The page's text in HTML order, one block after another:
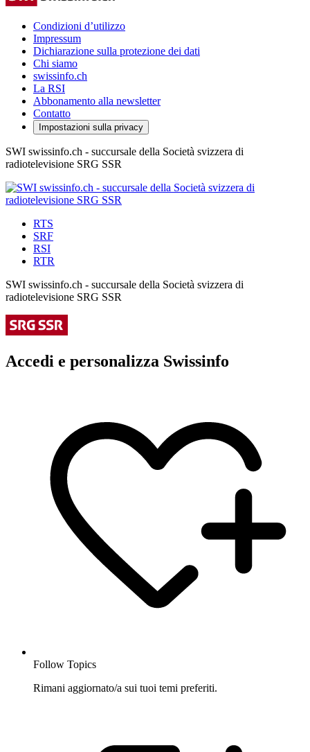
Condizioni d’utilizzo
Impressum
Dichiarazione sulla protezione dei dati
Chi siamo
swissinfo.ch
La RSI
Abbonamento alla newsletter
Contatto
Impostazioni sulla privacy
SWI swissinfo.ch - succursale della Società svizzera di
radiotelevisione SRG SSR
RTS
SRF
RSI
RTR
SWI swissinfo.ch - succursale della Società svizzera di
radiotelevisione SRG SSR
Accedi e personalizza Swissinfo
Follow Topics
Rimani aggiornato/a sui tuoi temi preferiti.